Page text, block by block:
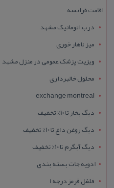
اقامت فرانسه
درب اتوماتیک مشهد
میز ناهار خوری
ویزیت پزشک عمومی در منزل مشهد
محلول خالبرداری
exchange montreal
دیگ بخار تا 10% تخفیف
دیگ روغن داغ تا 10% تخفیف
دیگ آبگرم تا 10% تخفیف
ادویه جات بسته بندی
فلفل قرمز درجه 1